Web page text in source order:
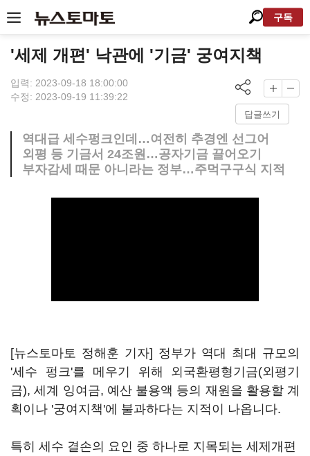
구독
'세제 개편' 낙관에 '기금' 궁여지책
입력: 2023-09-18 18:00:00
수정: 2023-09-19 11:39:22
답글쓰기
역대급 세수펑크인데…여전히 추경엔 선그어
외평 등 기금서 24조원…공자기금 끌어오기
부자감세 때문 아니라는 정부…주먹구구식 지적
[뉴스토마토 정해훈 기자] 정부가 역대 최대 규모의
'세수 펑크'를 메우기 위해 외국환평형기금(외평기
금), 세계 잉여금, 예산 불용액 등의 재원을 활용할 계
획이나 '궁여지책'에 불과하다는 지적이 나옵니다.
특히 세수 결손의 요인 중 하나로 지목되는 세제개편